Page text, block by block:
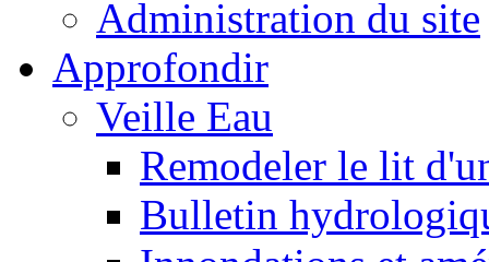
Administration du site
Approfondir
Veille Eau
Remodeler le lit
Bulletin